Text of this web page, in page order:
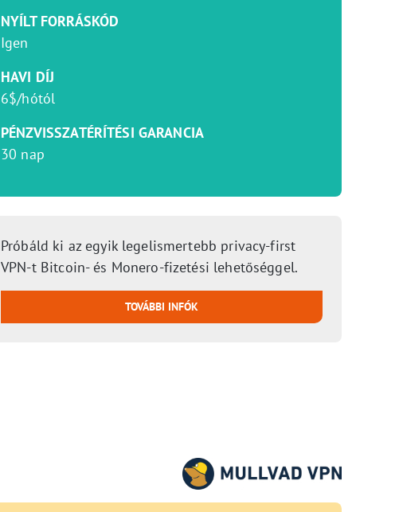
NYÍLT FORRÁSKÓD
Igen
HAVI DÍJ
6$/hótól
PÉNZVISSZATÉRÍTÉSI GARANCIA
30 nap
Próbáld ki az egyik legelismertebb privacy-first
VPN-t Bitcoin- és Monero-fizetési lehetőséggel.
TOVÁBBI INFÓK